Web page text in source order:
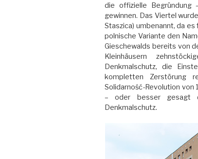
die offizielle Begründung
gewinnen. Das Viertel
Staszica) umbenannt, da
polnische Variante den
Gieschewalds bereits von
Kleinhäusern
Denkmalschutz, die
kompletten Zerstörung
Solidarność-Revolution
– oder besser gesagt
Denkmalschutz.